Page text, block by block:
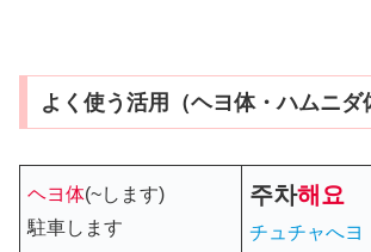
よく使う活用（ヘヨ体・ハムニダ
ヘヨ体(~します)
駐車します
주차해요
チュチャへヨ